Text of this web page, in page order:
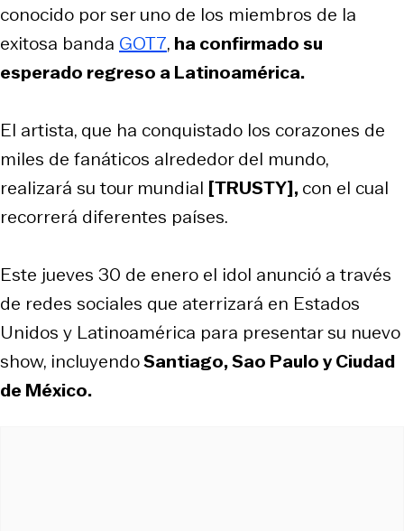
conocido por ser uno de los miembros de la
exitosa banda GOT7, ha confirmado su
esperado regreso a Latinoamérica.
El artista, que ha conquistado los corazones de
miles de fanáticos alrededor del mundo,
realizará su tour mundial [TRUSTY],con el cual
recorrerá diferentes países.
Este jueves 30 de enero el idol anunció a través
de redes sociales que aterrizará en Estados
Unidos y Latinoamérica para presentar su nuevo
show, incluyendoSantiago, Sao Paulo y Ciudad
de México.